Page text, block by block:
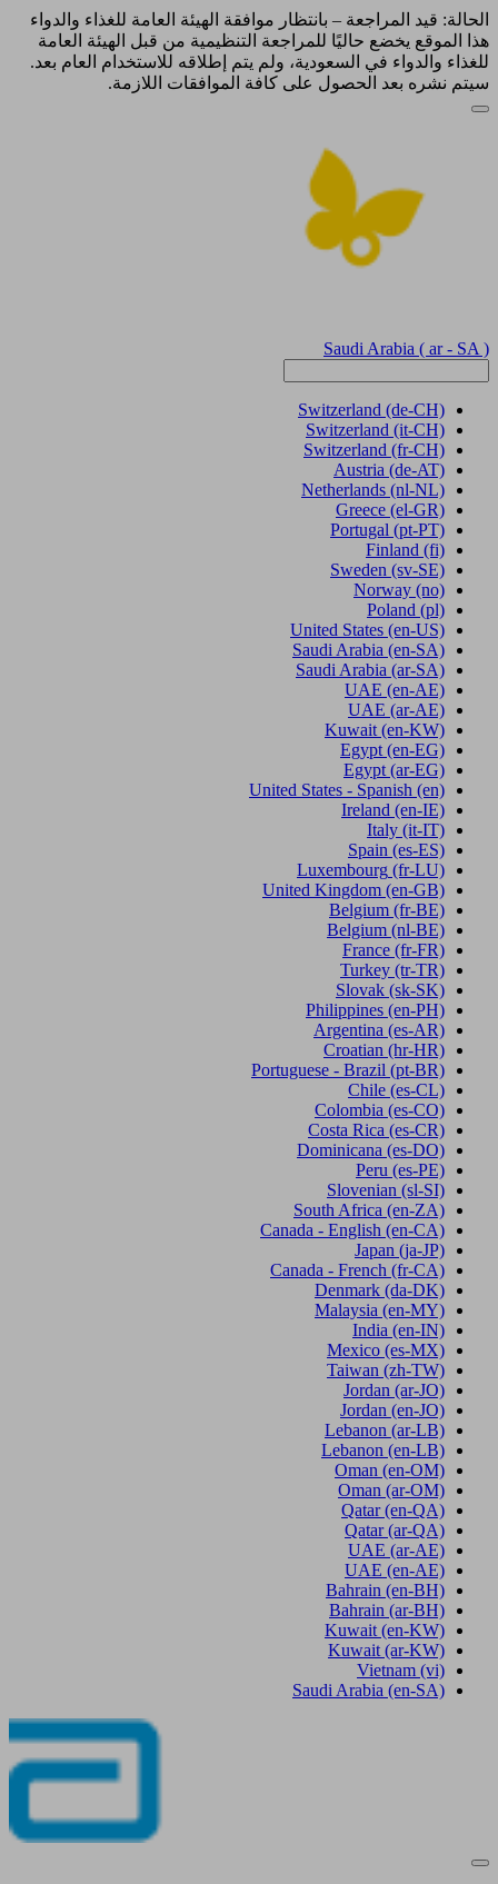
الحالة: قيد المراجعة – بانتظار موافقة الهيئة العامة للغذاء والدواء
هذا الموقع يخضع حاليًا للمراجعة التنظيمية من قبل الهيئة العامة
للغذاء والدواء في السعودية، ولم يتم إطلاقه للاستخدام العام بعد.
سيتم نشره بعد الحصول على كافة الموافقات اللازمة.
Saudi Arabia ( ar - SA )
Switzerland (de-CH)
Switzerland (it-CH)
Switzerland (fr-CH)
Austria (de-AT)
Netherlands (nl-NL)
Greece (el-GR)
Portugal (pt-PT)
Finland (fi)
Sweden (sv-SE)
Norway (no)
Poland (pl)
United States (en-US)
Saudi Arabia (en-SA)
Saudi Arabia (ar-SA)
UAE (en-AE)
UAE (ar-AE)
Kuwait (en-KW)
Egypt (en-EG)
Egypt (ar-EG)
United States - Spanish (en)
Ireland (en-IE)
Italy (it-IT)
Spain (es-ES)
Luxembourg (fr-LU)
United Kingdom (en-GB)
Belgium (fr-BE)
Belgium (nl-BE)
France (fr-FR)
Turkey (tr-TR)
Slovak (sk-SK)
Philippines (en-PH)
Argentina (es-AR)
Croatian (hr-HR)
Portuguese - Brazil (pt-BR)
Chile (es-CL)
Colombia (es-CO)
Costa Rica (es-CR)
Dominicana (es-DO)
Peru (es-PE)
Slovenian (sl-SI)
South Africa (en-ZA)
Canada - English (en-CA)
Japan (ja-JP)
Canada - French (fr-CA)
Denmark (da-DK)
Malaysia (en-MY)
India (en-IN)
Mexico (es-MX)
Taiwan (zh-TW)
Jordan (ar-JO)
Jordan (en-JO)
Lebanon (ar-LB)
Lebanon (en-LB)
Oman (en-OM)
Oman (ar-OM)
Qatar (en-QA)
Qatar (ar-QA)
UAE (ar-AE)
UAE (en-AE)
Bahrain (en-BH)
Bahrain (ar-BH)
Kuwait (en-KW)
Kuwait (ar-KW)
Vietnam (vi)
Saudi Arabia (en-SA)